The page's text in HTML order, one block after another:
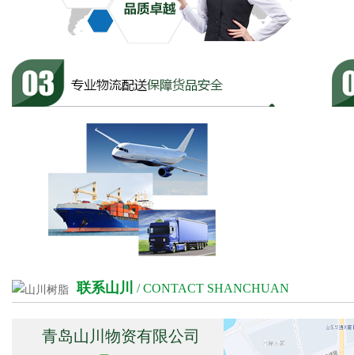
联系山川 / CONTACT SHANCHUAN
青岛山川物资有限公司